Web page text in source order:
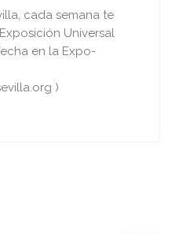
cada semana te
Universal
en la Expo-
)